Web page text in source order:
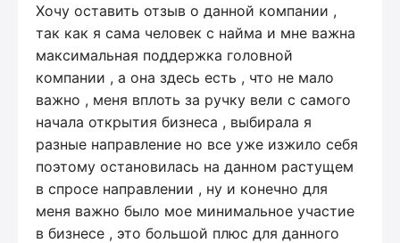
Хочу оставить отзыв о данной компании ,
так как я сама человек с найма и мне важна
максимальная поддержка головной
компании , а она здесь есть , что не мало
важно , меня вплоть за ручку вели с самого
начала открытия бизнеса , выбирала я
разные направление но все уже изжило себя
поэтому остановилась на данном растущем
в спросе направлении , ну и конечно для
меня важно было мое минимальное участие
в бизнесе , это большой плюс для данного